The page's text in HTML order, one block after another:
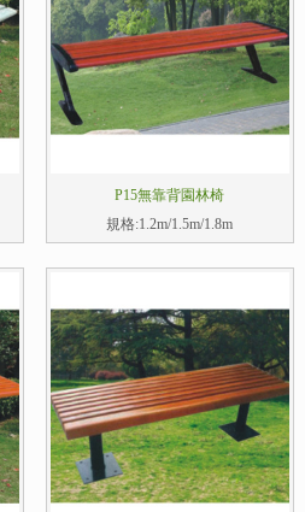
P15無靠背園林椅
規格:1.2m/1.5m/1.8m